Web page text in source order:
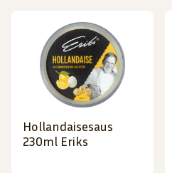
Hollandaisesaus
230ml Eriks